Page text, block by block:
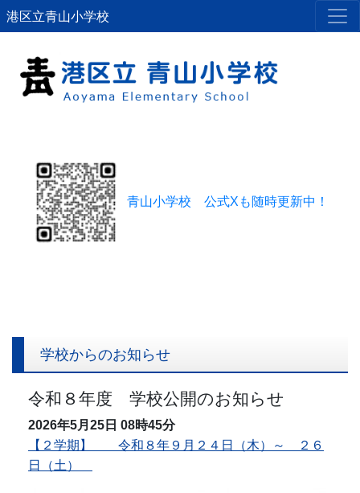
港区立青山小学校
青山小学校 公式Xも随時更新中！
学校からのお知らせ
令和８年度 学校公開のお知らせ
2026年5月25日 08時45分
【２学期】 令和８年９月２４日（木）～ ２６
日（土）